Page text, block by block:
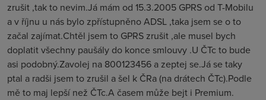
zrušit ,tak to nevim.Já mám od 15.3.2005 GPRS od T-Mobilu
a v říjnu u nás bylo zpřístupněno ADSL ,taka jsem se o to
začal zajímat.Chtěl jsem to GPRS zrušit ,ale musel bych
doplatit všechny paušály do konce smlouvy .U ČTc to bude
asi podobný.Zavolej na 800123456 a zeptej se.Já se taky
ptal a radši jsem to zrušil a šel k ČRa (na drátech ČTc).Podle
mě to maj lepší než ČTc.A časem může bejt i Premium.